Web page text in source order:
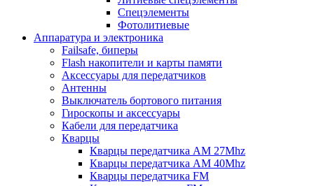
Спецэлементы
Фотолитиевые
Аппаратура и электроника
Failsafe, биперы
Flash накопители и карты памяти
Аксессуары для передатчиков
Антенны
Выключатель бортового питания
Гироскопы и аксессуары
Кабели для передатчика
Кварцы
Кварцы передатчика AM 27Mhz
Кварцы передатчика AM 40Mhz
Кварцы передатчика FM